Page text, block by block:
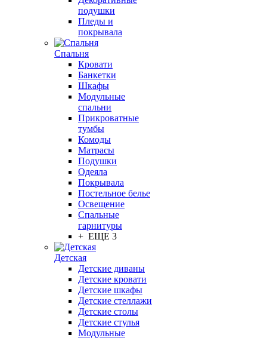
подушки
Пледы и
покрывала
Спальня
Кровати
Банкетки
Шкафы
Модульные
спальни
Прикроватные
тумбы
Комоды
Матрасы
Подушки
Одеяла
Покрывала
Постельное белье
Освещение
Спальные
гарнитуры
+ ЕЩЕ 3
Детская
Детские диваны
Детские кровати
Детские шкафы
Детские стеллажи
Детские столы
Детские стулья
Модульные